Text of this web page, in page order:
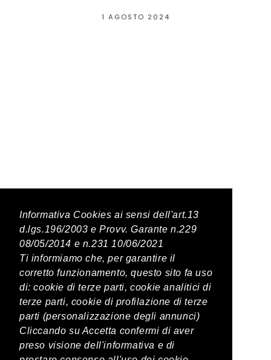
Informativa Cookies ai sensi dell'art.13
d.lgs.196/2003 e Provv. Garante n.229
08/05/2014 e n.231 10/06/2021
Ti informiamo che, per garantire il
corretto funzionamento, questo sito fa uso
di: cookie di terze parti, cookie analitici di
terze parti, cookie di profilazione di terze
parti (personalizzazione degli annunci)
Cliccando su Accetta confermi di aver
preso visione dell'informativa e di
1 AGOSTO 2024
PREVIOUS POST
Caffè Americano
NEXT POST
Sassicaia